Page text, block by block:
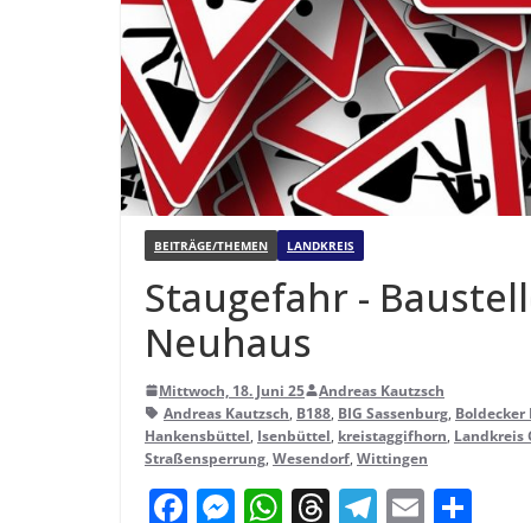
BEITRÄGE/THEMEN LANDKREIS
Stau­ge­fahr -
Neuhaus
Mittwoch, 18. Juni 25
Andreas Kautzsch
Andreas Kautzsch, B188, BIG Sassenburg, Boldecker
Hankensbüttel, Isenbüttel, kreistaggifhorn, Landkreis
Straßensperrung, Wesendorf, Wittingen
F M W T T E